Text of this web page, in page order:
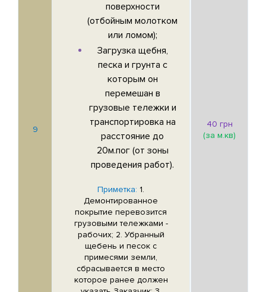
9
поверхности
(отбойным молотком
или ломом);
Загрузка щебня,
песка и грунта с
которым он
перемешан в
грузовые тележки и
транспортировка на
расстояние до
20м.пог (от зоны
проведения работ).
Приметка: 1.
Демонтированное
покрытие перевозится
грузовыми тележками -
рабочих; 2. Убранный
щебень и песок с
примесями земли,
сбрасывается в место
которое ранее должен
40 грн
(за м.кв)